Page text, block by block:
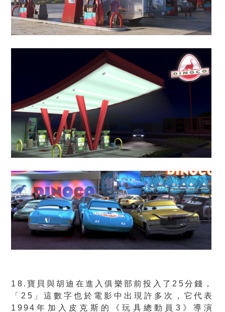
18.寶貝與胡迪在進入俱樂部前投入了25分錢，
「25」這數字也於電影中出現許多次，它代表
1994年加入皮克斯的《玩具總動員3》導演